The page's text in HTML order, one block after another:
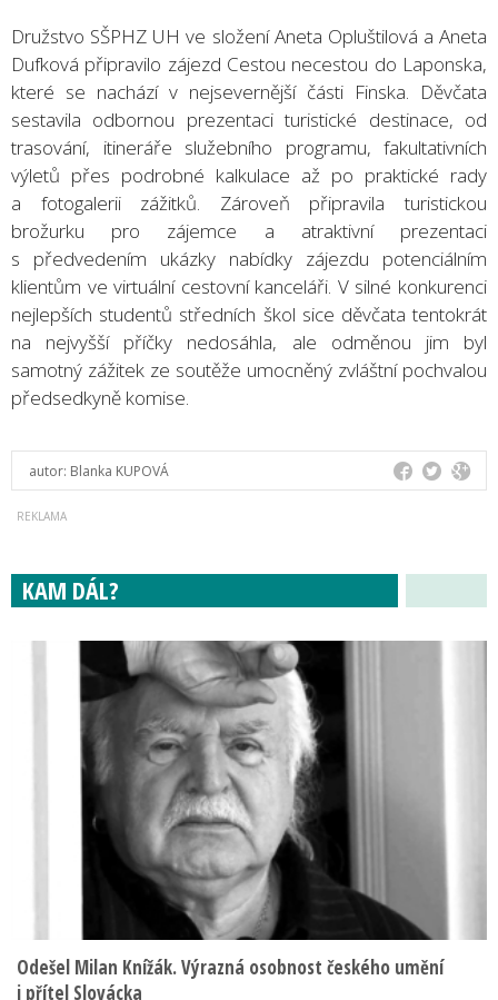
Družstvo SŠPHZ UH ve složení Aneta Opluštilová a Aneta
Dufková připravilo zájezd Cestou necestou do Laponska,
které se nachází v nejsevernější části Finska. Děvčata
sestavila odbornou prezentaci turistické destinace, od
trasování, itineráře služebního programu, fakultativních
výletů přes podrobné kalkulace až po praktické rady
a fotogalerii zážitků. Zároveň připravila turistickou
brožurku pro zájemce a atraktivní prezentaci
s předvedením ukázky nabídky zájezdu potenciálním
klientům ve virtuální cestovní kanceláři. V silné konkurenci
nejlepších studentů středních škol sice děvčata tentokrát
na nejvyšší příčky nedosáhla, ale odměnou jim byl
samotný zážitek ze soutěže umocněný zvláštní pochvalou
předsedkyně komise.
autor: Blanka KUPOVÁ
KAM DÁL?
Odešel Milan Knížák. Výrazná osobnost českého umění
i přítel Slovácka